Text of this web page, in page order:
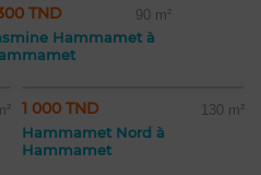
TND 90 m²
Hammamet à
1 000 TND 130 m²
Hammamet Nord à
Hammamet